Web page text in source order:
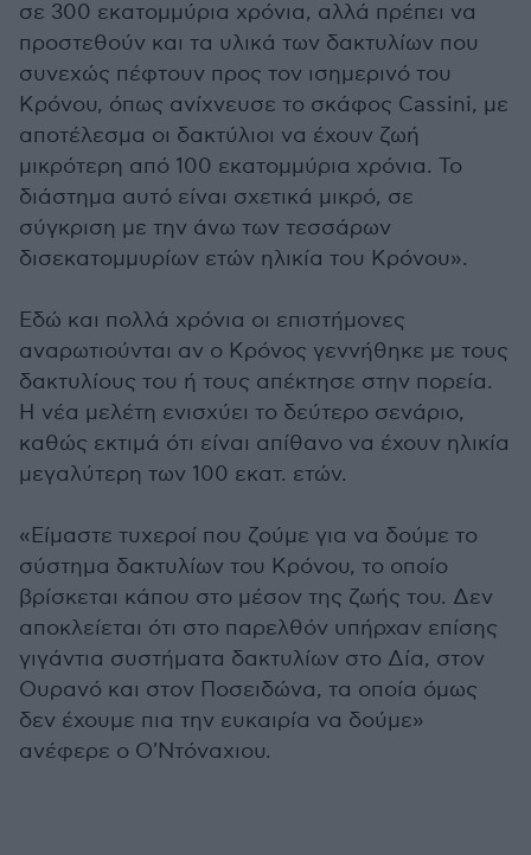
σε 300 εκατομμύρια χρόνια, αλλά πρέπει να
προστεθούν και τα υλικά των δακτυλίων που
συνεχώς πέφτουν προς τον ισημερινό του
Κρόνου, όπως ανίχνευσε το σκάφος Cassini, με
αποτέλεσμα οι δακτύλιοι να έχουν ζωή
μικρότερη από 100 εκατομμύρια χρόνια. Το
διάστημα αυτό είναι σχετικά μικρό, σε
σύγκριση με την άνω των τεσσάρων
δισεκατομμυρίων ετών ηλικία του Κρόνου».
Εδώ και πολλά χρόνια οι επιστήμονες
αναρωτιούνται αν ο Κρόνος γεννήθηκε με τους
δακτυλίους του ή τους απέκτησε στην πορεία.
Η νέα μελέτη ενισχύει το δεύτερο σενάριο,
καθώς εκτιμά ότι είναι απίθανο να έχουν ηλικία
μεγαλύτερη των 100 εκατ. ετών.
«Είμαστε τυχεροί που ζούμε για να δούμε το
σύστημα δακτυλίων του Κρόνου, το οποίο
βρίσκεται κάπου στο μέσον της ζωής του. Δεν
αποκλείεται ότι στο παρελθόν υπήρχαν επίσης
γιγάντια συστήματα δακτυλίων στο Δία, στον
Ουρανό και στον Ποσειδώνα, τα οποία όμως
δεν έχουμε πια την ευκαιρία να δούμε»
ανέφερε ο Ο'Ντόναχιου.